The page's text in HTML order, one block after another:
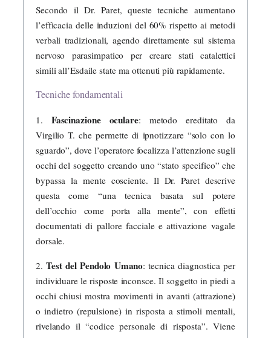
Secondo il Dr. Paret, queste tecniche aumentano
l’efficacia delle induzioni del 60% rispetto ai metodi
verbali tradizionali, agendo direttamente sul sistema
nervoso parasimpatico per creare stati catalettici
simili all’Esdaile state ma ottenuti più rapidamente.
Tecniche fondamentali
1. Fascinazione oculare: metodo ereditato da
Virgilio T. che permette di ipnotizzare “solo con lo
sguardo”, dove l’operatore focalizza l’attenzione sugli
occhi del soggetto creando uno “stato specifico” che
bypassa la mente cosciente. Il Dr. Paret descrive
questa come “una tecnica basata sul potere
dell’occhio come porta alla mente”, con effetti
documentati di pallore facciale e attivazione vagale
dorsale.
2.Test del Pendolo Umano: tecnica diagnostica per
individuare le risposte inconsce. Il soggetto in piedi a
occhi chiusi mostra movimenti in avanti (attrazione)
o indietro (repulsione) in risposta a stimoli mentali,
rivelando il “codice personale di risposta”. Viene